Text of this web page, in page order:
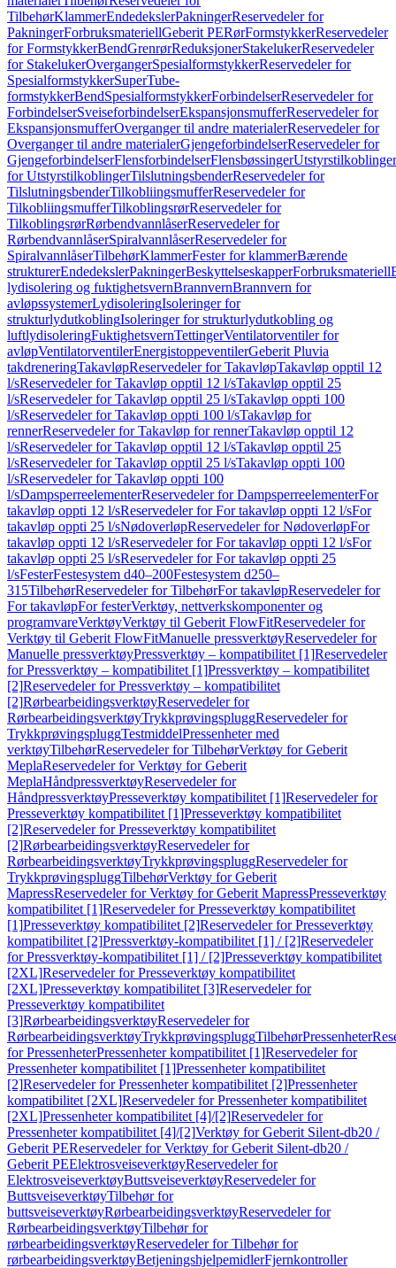
TilbehørKlammerEndedekslerPakningerReservedeler for
PakningerForbruksmateriellGeberit PERørFormstykkerReservedeler
for FormstykkerBendGrenrørReduksjonerStakelukerReservedeler
for StakelukerOvergangerSpesialformstykkerReservedeler for
SpesialformstykkerSuperTube-
formstykkerBendSpesialformstykkerForbindelserReservedeler for
ForbindelserSveiseforbindelserEkspansjonsmufferReservedeler for
EkspansjonsmufferOverganger til andre materialerReservedeler for
Overganger til andre materialerGjengeforbindelserReservedeler for
GjengeforbindelserFlensforbindelserFlensbøssingerUtstyrstilkoblinger
for UtstyrstilkoblingerTilslutningsbenderReservedeler for
TilslutningsbenderTilkobliingsmufferReservedeler for
TilkobliingsmufferTilkoblingsrørReservedeler for
TilkoblingsrørRørbendvannlåserReservedeler for
RørbendvannlåserSpiralvannlåserReservedeler for
SpiralvannlåserTilbehørKlammerFester for klammerBærende
strukturerEndedekslerPakningerBeskyttelseskapperForbruksmateriell
lydisolering og fuktighetsvernBrannvernBrannvern for
avløpssystemerLydisoleringIsoleringer for
strukturlydutkoblingIsoleringer for strukturlydutkobling og
luftlydisoleringFuktighetsvernTettingerVentilatorventiler for
avløpVentilatorventilerEnergistoppeventilerGeberit Pluvia
takdreneringTakavløpReservedeler for TakavløpTakavløp opptil 12
l/sReservedeler for Takavløp opptil 12 l/sTakavløp opptil 25
l/sReservedeler for Takavløp opptil 25 l/sTakavløp oppti 100
l/sReservedeler for Takavløp oppti 100 l/sTakavløp for
rennerReservedeler for Takavløp for rennerTakavløp opptil 12
l/sReservedeler for Takavløp opptil 12 l/sTakavløp opptil 25
l/sReservedeler for Takavløp opptil 25 l/sTakavløp oppti 100
l/sReservedeler for Takavløp oppti 100
l/sDampsperreelementerReservedeler for DampsperreelementerFor
takavløp oppti 12 l/sReservedeler for For takavløp oppti 12 l/sFor
takavløp oppti 25 l/sNødoverløpReservedeler for NødoverløpFor
takavløp oppti 12 l/sReservedeler for For takavløp oppti 12 l/sFor
takavløp oppti 25 l/sReservedeler for For takavløp oppti 25
l/sFesterFestesystem d40–200Festesystem d250–
315TilbehørReservedeler for TilbehørFor takavløpReservedeler for
For takavløpFor festerVerktøy, nettverkskomponenter og
programvareVerktøyVerktøy til Geberit FlowFitReservedeler for
Verktøy til Geberit FlowFitManuelle pressverktøyReservedeler for
Manuelle pressverktøyPressverktøy – kompatibilitet [1]Reservedeler
for Pressverktøy – kompatibilitet [1]Pressverktøy – kompatibilitet
[2]Reservedeler for Pressverktøy – kompatibilitet
[2]RørbearbeidingsverktøyReservedeler for
RørbearbeidingsverktøyTrykkprøvingspluggReservedeler for
TrykkprøvingspluggTestmiddelPressenheter med
verktøyTilbehørReservedeler for TilbehørVerktøy for Geberit
MeplaReservedeler for Verktøy for Geberit
MeplaHåndpressverktøyReservedeler for
HåndpressverktøyPresseverktøy kompatibilitet [1]Reservedeler for
Presseverktøy kompatibilitet [1]Presseverktøy kompatibilitet
[2]Reservedeler for Presseverktøy kompatibilitet
[2]RørbearbeidingsverktøyReservedeler for
RørbearbeidingsverktøyTrykkprøvingspluggReservedeler for
TrykkprøvingspluggTilbehørVerktøy for Geberit
MapressReservedeler for Verktøy for Geberit MapressPresseverktøy
kompatibilitet [1]Reservedeler for Presseverktøy kompatibilitet
[1]Presseverktøy kompatibilitet [2]Reservedeler for Presseverktøy
kompatibilitet [2]Pressverktøy-kompatibilitet [1] / [2]Reservedeler
for Pressverktøy-kompatibilitet [1] / [2]Presseverktøy kompatibilitet
[2XL]Reservedeler for Presseverktøy kompatibilitet
[2XL]Presseverktøy kompatibilitet [3]Reservedeler for
Presseverktøy kompatibilitet
[3]RørbearbeidingsverktøyReservedeler for
RørbearbeidingsverktøyTrykkprøvingspluggTilbehørPressenheter
for PressenheterPressenheter kompatibilitet [1]Reservedeler for
Pressenheter kompatibilitet [1]Pressenheter kompatibilitet
[2]Reservedeler for Pressenheter kompatibilitet [2]Pressenheter
kompatibilitet [2XL]Reservedeler for Pressenheter kompatibilitet
[2XL]Pressenheter kompatibilitet [4]/[2]Reservedeler for
Pressenheter kompatibilitet [4]/[2]Verktøy for Geberit Silent-db20 /
Geberit PEReservedeler for Verktøy for Geberit Silent-db20 /
Geberit PEElektrosveiseverktøyReservedeler for
ElektrosveiseverktøyButtsveiseverktøyReservedeler for
ButtsveiseverktøyTilbehør for
buttsveiseverktøyRørbearbeidingsverktøyReservedeler for
RørbearbeidingsverktøyTilbehør for
rørbearbeidingsverktøyReservedeler for Tilbehør for
rørbearbeidingsverktøyBetjeningshjelpemidlerFjernkontroller